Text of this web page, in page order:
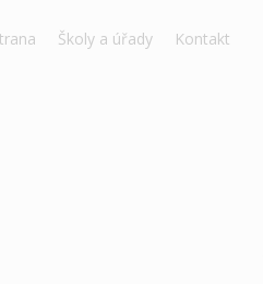
Školy a úřady Kontakt